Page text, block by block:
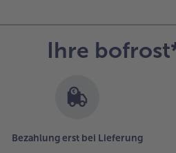
Ihre
Bezahlung erst bei Lieferung